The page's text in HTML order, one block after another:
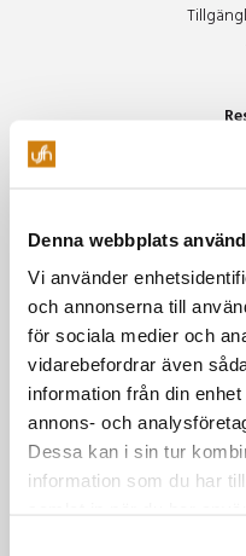
Denna webbplats
Vi använder
och annonserna till
för sociala medier och
vidarebefordrar även
information från din
annons- och
Dessa kan i sin tur
information som du har